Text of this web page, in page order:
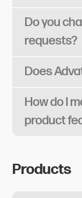
Do you
requests?​​​​‌ ‍ ​‍​‍‌‍ ‌ ​‍‌‍‍‌‌‍‌ ‌‍‍‌‌‍ ‍​‍​‍​ ‍‍​‍​‍‌ ​ ‌‍​‌‌‍ ‍‌‍‍‌‌ ‌​‌ ‍‌​‍ ‍‌‍‍‌‌‍ ​‍​‍​‍ ​​‍​‍‌‍‍​‌ ​‍‌‍‌‌‌‍‌‍​‍​‍​ ‍‍​‍​‍​‍ ‌ ​ ‌ ‌​‌ ‌‌‌‍‌​‌‍‍‌‌‍ ​‍ ‌‍‍‌‌‍ ‍‌ ‌​‌‍‌‌‌‍ ‍‌ ‌​​‍ ‌‍‌‌‌‍‌​‌‍‍‌‌ ‌​​‍ ‌‍ ‌‌‍ ‌‍‌​‌‍‌‌​ ‌‌ ​​‌ ​‍‌‍‌‌‌ ​ ‌‍‌‌‌‍ ‍‌ ‌​‌‍​‌‌ ‌​‌‍‍‌‌‍ ‌‍ ‍​ ‍ ‌‍‍‌‌‍‌​​ ‌​ ​​​ ​​​ ‍‌​ ​‍‌‍‌‌​ ‍‌​ ‍‌​ ​‍​‍ ‌‌‍​‌‌‍​‍​ ​‌‌‍​‌​‍ ‌​ ‌​​ ‌​​ ‌‍‌‍​‌​‍ ‌‌‍​‌‌‍‌​‌‍​‌‌‍​ ​‍ ‌​ ​‍​ ‌‌​ ‍‌​ ​​​ ‌‌‌‍‌​​ ​​‌‍​‌‌‍‌​‌‍‌‍​ ‌‌​ ‌‍​ ‍ ‌ ‌​‌ ‍‌‌ ​​‌‍‌‌​ ‌‌‍‌‍‌‍​‌‌ ​‌​ ‍ ‌ ​​‌‍​‌‌ ‌​‌‍‍​​ ‌‌ ‌​‌‍‍‌‌ ‌​‌‍ ​‌‍‌‌​ ‌‍​‍‌‍​‌‌ ​ ‌‍‌‌‌‌‌‌‌ ​‍‌‍ ​​ ‌​‍‌‌​ ​‍‌​‌‍‌ ​ ‌ ‌​‌ ‌‌‌‍‌​‌‍‍‌‌‍ ​‍‌‍‌‍‍‌‌‍‌​​ ‌​ ​​​ ​​​ ‍‌​ ​‍‌‍‌‌​ ‍‌​ ‍‌​ ​‍​‍ ‌‌‍​‌‌‍​‍​ ​‌‌‍​‌​‍ ‌​ ‌​​ ‌​​ ‌‍‌‍​‌​‍ ‌‌‍​‌‌‍‌​‌‍​‌‌‍​ ​‍ ‌​ ​‍​ ‌‌​ ‍‌​ ​​​ ‌‌‌‍‌​​ ​​‌‍​‌‌‍‌​‌‍‌‍​ ‌‌​ ‌‍​‍‌‍‌ ‌​‌ ‍‌‌ ​​‌‍‌‌​ ‌‌‍‌‍‌‍​‌‌ ​‌​‍‌‍‌ ​​‌‍​‌‌ ‌​‌‍‍​​ ‌‌ ‌​‌‍‍‌‌ ‌​‌‍ ​‌‍‌‌​‍‌‍‌ ​​‌‍‌‌‌ ​‍‌ ​ ‌ ​​‌‍‌‌‌‍​ ‌ ‌​‌‍‍‌‌ ‌‍‌‍‌‌​ ‌‌ ​​‌ ‌‌‌‍​‍‌‍ ​‌‍‍‌‌ ​ ‌‍‍​‌‍‌‌‌‍‌​​‍​‍‌ ‌
Does Advatek make site visits?​​​​‌
How do I
product feature development?​​​​‌
Products​​​​‌ ‍ ​‍​‍‌‍ ‌ ​‍‌‍‍‌‌‍‌ ‌‍‍‌‌‍ ‍​‍​‍​ ‍‍​‍​‍‌ ​ ‌‍​‌‌‍ ‍‌‍‍‌‌ ‌​‌ ‍‌​‍ ‍‌‍‍‌‌‍ ​‍​‍​‍ ​​‍​‍‌‍‍​‌ ​‍‌‍‌‌‌‍‌‍​‍​‍​ ‍‍​‍​‍​‍ ‌ ​ ‌ ‌​‌ ‌‌‌‍‌​‌‍‍‌‌‍ ​‍ ‌‍‍‌‌‍ ‍‌ ‌​‌‍‌‌‌‍ ‍‌ ‌​​‍ ‌‍‌‌‌‍‌​‌‍‍‌‌ ‌​​‍ ‌‍ ‌‌‍ ‌‍‌​‌‍‌‌​ ‌‌ ​​‌ ​‍‌‍‌‌‌ ​ ‌‍‌‌‌‍ ‍‌ ‌​‌‍​‌‌ ‌​‌‍‍‌‌‍ ‌‍ ‍​ ‍ ‌‍‍‌‌‍‌​​ ‌​ ​‌​ ​‌‌‍‌‍‌‍‌​​ ​ ​ ‍‌‌‍‌‍​ ​‍​‍ ‌‌‍‌‌‌‍‌​​ ‍‌‌‍‌‌​‍ ‌​ ‌​​ ​‍​ ​‌​ ​‌​‍ ‌‌‍​‌​ ​ ​ ‍‌‌‍‌‌​‍ ‌​ ‌​​ ‌​‌‍‌​​ ‌ ‌‍​ ‌‍​ ‌‍‌‌‌‍‌​​ ‍​‌‍​ ‌‍‌‌​ ​‌​ ‍ ‌ ‌​‌ ‍‌‌ ​​‌‍‌‌​ ‌‌‍‌‍‌‍​‌‌ ​‌‌​​ ‌‍​‌‌ ‌​‌‍‌‌‌‍‌ ‌‍ ‌ ​‍‌ ‍‌​ ‍ ‌ ​​‌‍​‌‌ ‌​‌‍‍​​ ‌‌ ‌​‌‍‍‌‌ ‌​‌‍ ​‌‍‌‌​ ‌‍​‍‌‍​‌‌ ​ ‌‍‌‌‌‌‌‌‌ ​‍‌‍ ​​ ‌​‍‌‌​ ​‍‌​‌‍‌ ​ ‌ ‌​‌ ‌‌‌‍‌​‌‍‍‌‌‍ ​‍‌‍‌‍‍‌‌‍‌​​ ‌​ ​‌​ ​‌‌‍‌‍‌‍‌​​ ​ ​ ‍‌‌‍‌‍​ ​‍​‍ ‌‌‍‌‌‌‍‌​​ ‍‌‌‍‌‌​‍ ‌​ ‌​​ ​‍​ ​‌​ ​‌​‍ ‌‌‍​‌​ ​ ​ ‍‌‌‍‌‌​‍ ‌​ ‌​​ ‌​‌‍‌​​ ‌ ‌‍​ ‌‍​ ‌‍‌‌‌‍‌​​ ‍​‌‍​ ‌‍‌‌​ ​‌​‍‌‍‌ ‌​‌ ‍‌‌ ​​‌‍‌‌​ ‌‌‍‌‍‌‍​‌‌ ​‌‌​​ ‌‍​‌‌ ‌​‌‍‌‌‌‍‌ ‌‍ ‌ ​‍‌ ‍‌​‍‌‍‌ ​​‌‍​‌‌ ‌​‌‍‍​​ ‌‌ ‌​‌‍‍‌‌ ‌​‌‍ ​‌‍‌‌​‍‌‍‌ ​​‌‍‌‌‌ ​‍‌ ​ ‌ ​​‌‍‌‌‌‍​ ‌ ‌​‌‍‍‌‌ ‌‍‌‍‌‌​ ‌‌ ​​‌ ‌‌‌‍​‍‌‍ ​‌‍‍‌‌ ​ ‌‍‍​‌‍‌‌‌‍‌​​‍​‍‌ ‌